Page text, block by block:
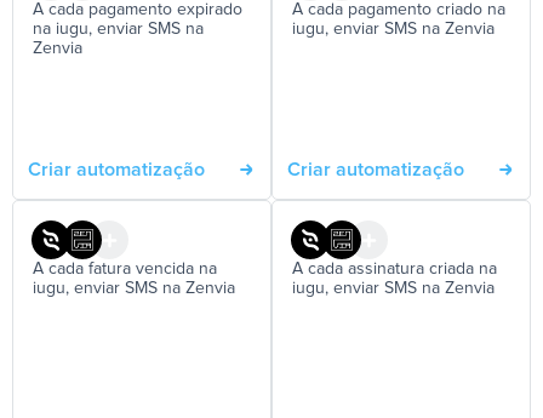
A cada pagamento expirado
na iugu, enviar SMS na
Zenvia
Criar automatização
A cada pagamento criado na
iugu, enviar SMS na Zenvia
Criar automatização
A cada fatura vencida na
iugu, enviar SMS na Zenvia
A cada assinatura criada na
iugu, enviar SMS na Zenvia